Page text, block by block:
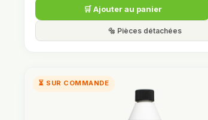
🛒 Ajouter au panier
🔩 Pièces détachées
⏳ SUR COMMANDE